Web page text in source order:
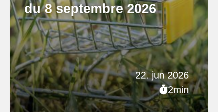
22. jun 2026
2min
du 8 septembre 2026